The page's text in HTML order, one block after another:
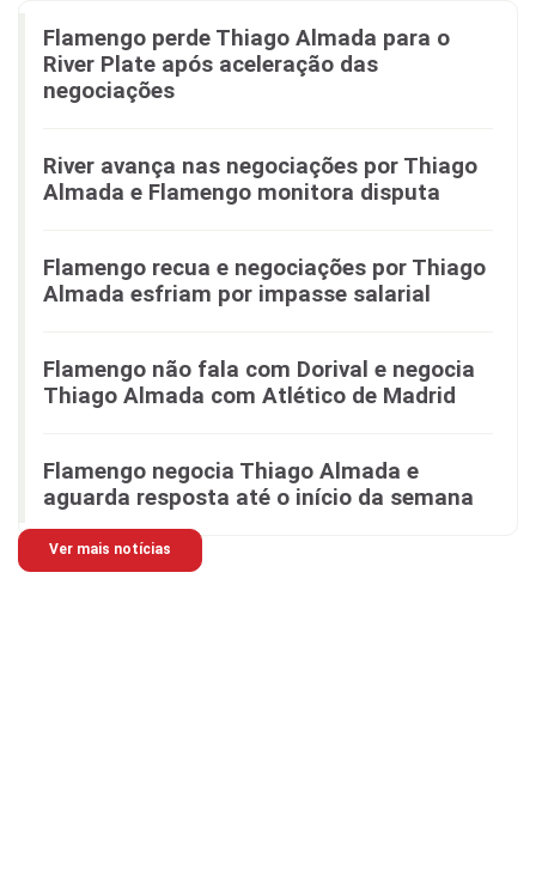
Flamengo perde Thiago Almada para o
River Plate após aceleração das
negociações
River avança nas negociações por Thiago
Almada e Flamengo monitora disputa
Flamengo recua e negociações por Thiago
Almada esfriam por impasse salarial
Flamengo não fala com Dorival e negocia
Thiago Almada com Atlético de Madrid
Flamengo negocia Thiago Almada e
aguarda resposta até o início da semana
Ver mais notícias